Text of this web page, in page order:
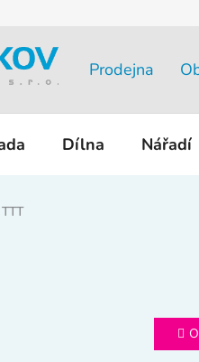
Prodejna
Dílna Nářadí
TTT